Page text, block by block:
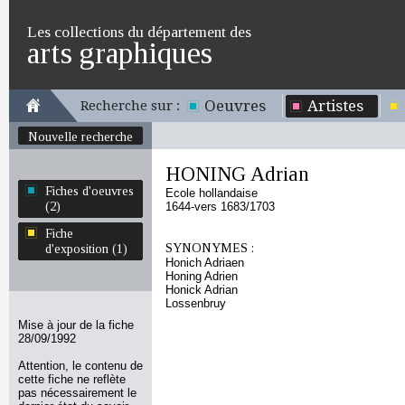
Les collections du département des
arts graphiques
Recherche sur : Oeuvres Artistes
Nouvelle recherche
Fiches d'oeuvres
(2)
Fiche
d'exposition (1)
Mise à jour de la fiche
28/09/1992
Attention, le contenu de
cette fiche ne reflète
pas nécessairement le
HONING Adrian
Ecole hollandaise
1644-vers 1683/1703
SYNONYMES :
Honich Adriaen
Honing Adrien
Honick Adrian
Lossenbruy